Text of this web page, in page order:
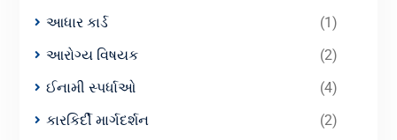
આધાર કાર્ડ
(1)
આરોગ્ય વિષયક
(2)
ઈનામી સ્પર્ધાઓ
(4)
કારકિર્દી માર્ગદર્શન
(2)